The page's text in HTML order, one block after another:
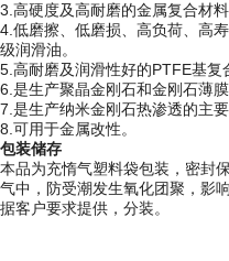
3.高硬度及高耐磨的金属复合材料
4.低磨擦、低磨损、高负荷、高
级润滑油。
5.高耐磨及润滑性好的PTFE基复
6.是生产聚晶金刚石和金刚石薄膜
7.是生产纳米金刚石热渗透的主要
8.可用于金属改性。
包装储存
本品为充惰气塑料袋包装，密封
气中，防受潮发生氧化团聚，影
据客户要求提供，分装。